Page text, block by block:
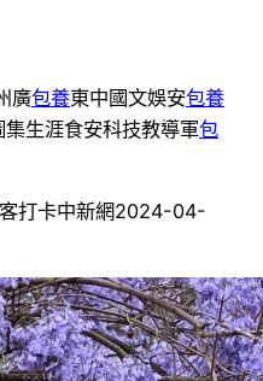
廣包養東中國文娛安包養
生涯食安科技教導軍包
打卡中新網2024-04-